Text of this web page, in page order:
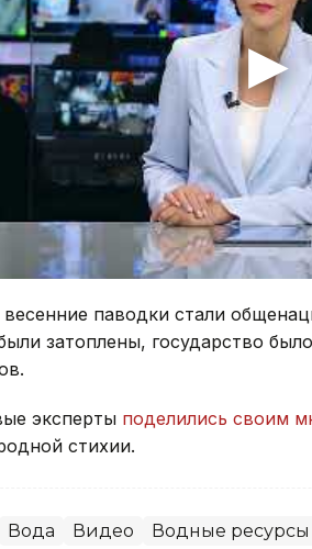
паводки стали
затоплены, государство
эксперты поделились своим
стихии.
Вода Видео Водные ресурсы